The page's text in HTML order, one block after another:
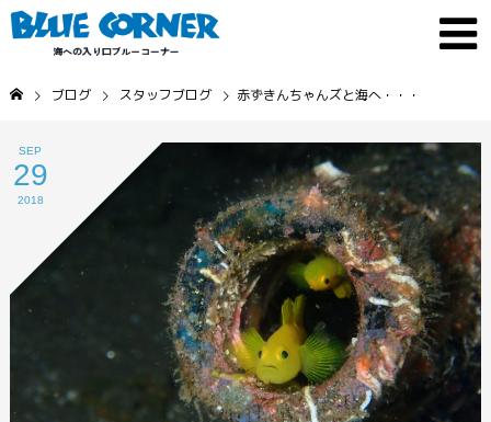
ブログ スタッフブログ 赤ずきんちゃんズと海へ・・・
SEP
29
2018